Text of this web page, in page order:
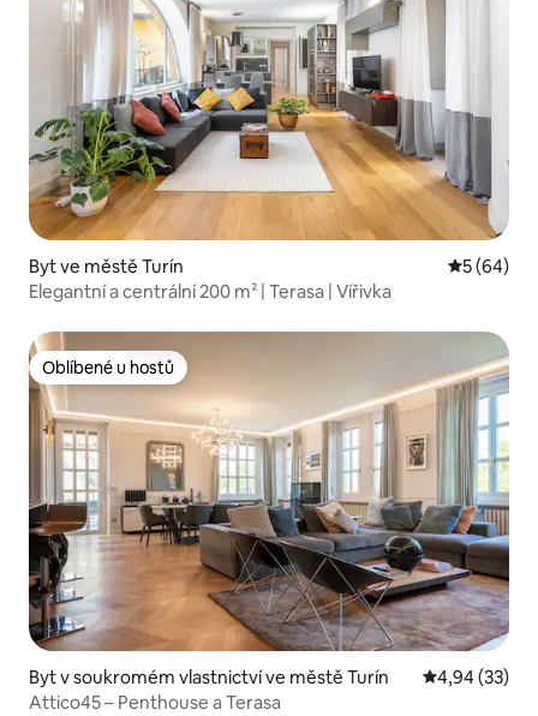
Byt ve městě Turín Průměrné
5 (64)
Elegantní a centrální 200 m² | Terasa | Vířivka
Oblíbené u hostů
Oblíbené u hostů
Byt v soukromém vlastnictví ve městě Turín Průměrné
4,94 (33)
Attico45 – Penthouse a Terasa